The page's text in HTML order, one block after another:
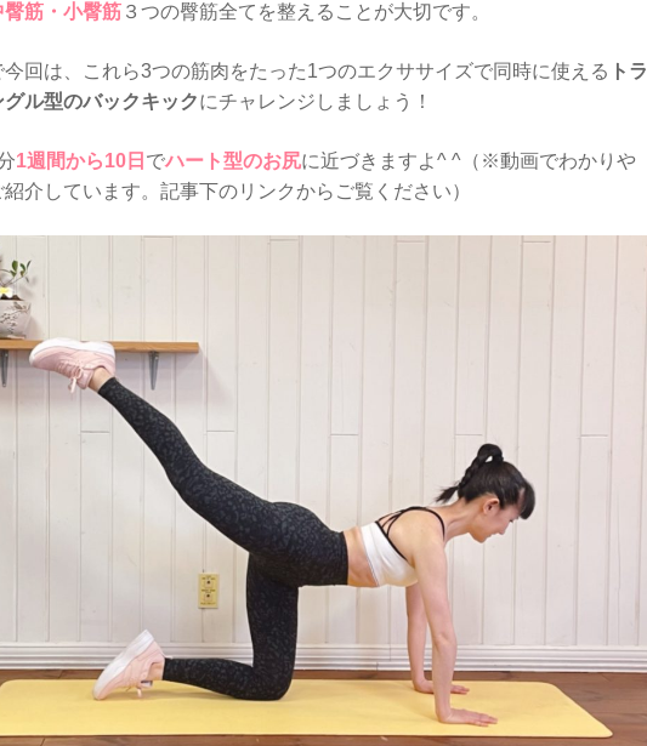
臀筋・小臀筋 ３つの臀筋全てを整えることが大切です。
今回は、これら3つの筋肉をたった1つのエクササイズで同時に使える トラ
グル型のバックキックにチャレンジしましょう！
1週間から10日 でハート型のお尻に近づきますよ^ ^（※動画でわかりや
介しています。記事下のリンクからご覧ください）